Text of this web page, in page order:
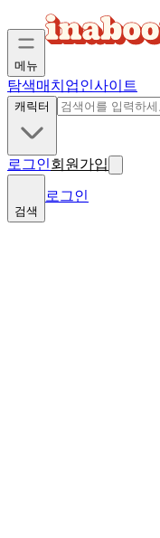
메뉴
탐색매치업인사이트
캐릭터
로그인회원가입
검색
로그인